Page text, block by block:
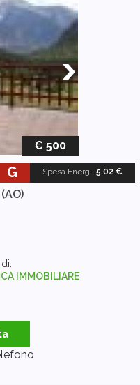
€ 500
Spesa Energ.: 5,02 €
G
IMMOBILIARE